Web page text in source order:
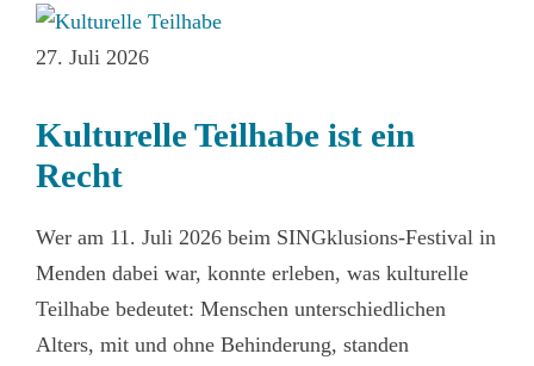
27. Juli 2026
Kulturelle Teilhabe ist ein
Recht
Wer am 11. Juli 2026 beim SINGklusions-Festival in
Menden dabei war, konnte erleben, was kulturelle
Teilhabe bedeutet: Menschen unterschiedlichen
Alters, mit und ohne Behinderung, standen